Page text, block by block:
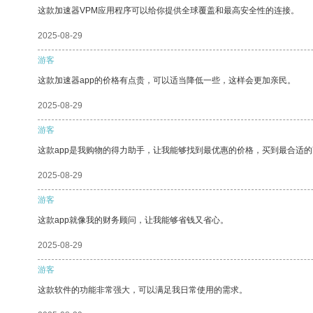
这款加速器VPM应用程序可以给你提供全球覆盖和最高安全性的连接。
2025-08-29
游客
这款加速器app的价格有点贵，可以适当降低一些，这样会更加亲民。
2025-08-29
游客
这款app是我购物的得力助手，让我能够找到最优惠的价格，买到最合适
2025-08-29
游客
这款app就像我的财务顾问，让我能够省钱又省心。
2025-08-29
游客
这款软件的功能非常强大，可以满足我日常使用的需求。